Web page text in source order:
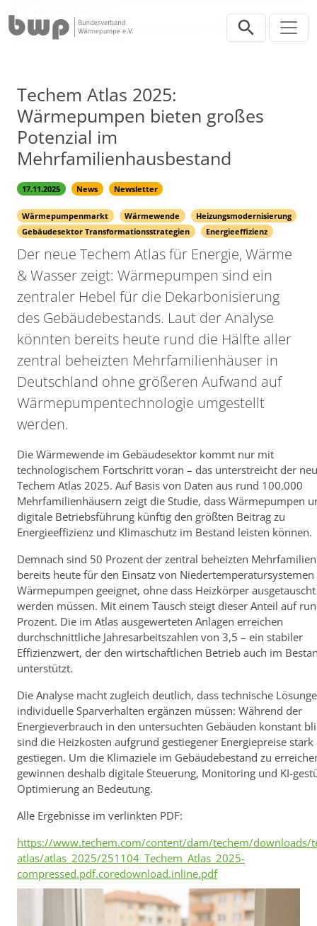
Techem Atlas 2025: Wärmepumpen bieten großes Potenzial im
Mehrfamilienhausbestand
Techem Atlas 2025:
Wärmepumpen bieten großes
Potenzial im
Mehrfamilienhausbestand
17.11.2025 News Newsletter
Wärmepumpenmarkt Wärmewende
Heizungsmodernisierung
Gebäudesektor Transformationsstrategien
Energieeffizienz
Der neue Techem Atlas für Energie, Wärme
& Wasser zeigt: Wärmepumpen sind ein
zentraler Hebel für die Dekarbonisierung
des Gebäudebestands. Laut der Analyse
könnten bereits heute rund die Hälfte aller
zentral beheizten Mehrfamilienhäuser in
Deutschland ohne größeren Aufwand auf
Wärmepumpentechnologie umgestellt
werden.
Die Wärmewende im Gebäudesektor kommt nur mit
technologischem Fortschritt voran – das unterstreicht der
Techem Atlas 2025. Auf Basis von Daten aus rund 100.000
Mehrfamilienhäusern zeigt die Studie, dass Wärmepumpen
digitale Betriebsführung künftig den größten Beitrag zu
Energieeffizienz und Klimaschutz im Bestand leisten können.
Demnach sind 50 Prozent der zentral beheizten
bereits heute für den Einsatz von
Wärmepumpen geeignet, ohne dass Heizkörper ausgetauscht
werden müssen. Mit einem Tausch steigt dieser Anteil auf
Prozent. Die im Atlas ausgewerteten Anlagen erreichen
durchschnittliche Jahresarbeitszahlen von 3,5 – ein stabiler
Effizienzwert, der den wirtschaftlichen Betrieb auch im
unterstützt.
Die Analyse macht zugleich deutlich, dass technische
individuelle Sparverhalten ergänzen müssen: Während der
Energieverbrauch in den untersuchten Gebäuden konstant
sind die Heizkosten aufgrund gestiegener Energiepreise stark
gestiegen. Um die Klimaziele im Gebäudebestand zu
gewinnen deshalb digitale Steuerung, Monitoring und KI-
Optimierung an Bedeutung.
Alle Ergebnisse im verlinkten PDF:
https://www.techem.com/content/dam/techem/downloads/
atlas/atlas_2025/251104_Techem_Atlas_2025-
compressed.pdf.coredownload.inline.pdf